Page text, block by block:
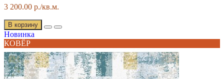
3 200.00 р./кв.м.
В корзину
Новинка
КОВЁР